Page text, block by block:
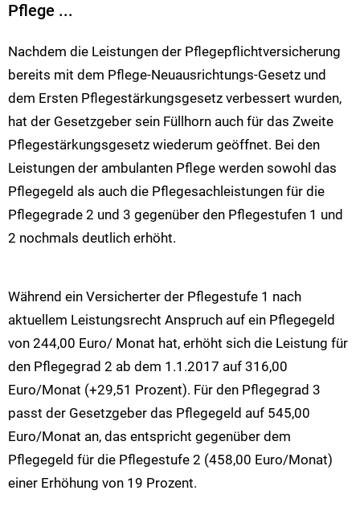
Pflege ...
Nachdem die Leistungen der Pflegepflichtversicherung
bereits mit dem Pflege-Neuausrichtungs-Gesetz und
dem Ersten Pflegestärkungsgesetz verbessert wurden,
hat der Gesetzgeber sein Füllhorn auch für das Zweite
Pflegestärkungsgesetz wiederum geöffnet. Bei den
Leistungen der ambulanten Pflege werden sowohl das
Pflegegeld als auch die Pflegesachleistungen für die
Pflegegrade 2 und 3 gegenüber den Pflegestufen 1 und
2 nochmals deutlich erhöht.
Während ein Versicherter der Pflegestufe 1 nach
aktuellem Leistungsrecht Anspruch auf ein Pflegegeld
von 244,00 Euro/ Monat hat, erhöht sich die Leistung für
den Pflegegrad 2 ab dem 1.1.2017 auf 316,00
Euro/Monat (+29,51 Prozent). Für den Pflegegrad 3
passt der Gesetzgeber das Pflegegeld auf 545,00
Euro/Monat an, das entspricht gegenüber dem
Pflegegeld für die Pflegestufe 2 (458,00 Euro/Monat)
einer Erhöhung von 19 Prozent.